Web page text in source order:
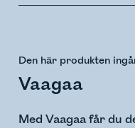
Den här produkten
Vaagaa
Med Vaagaa får du